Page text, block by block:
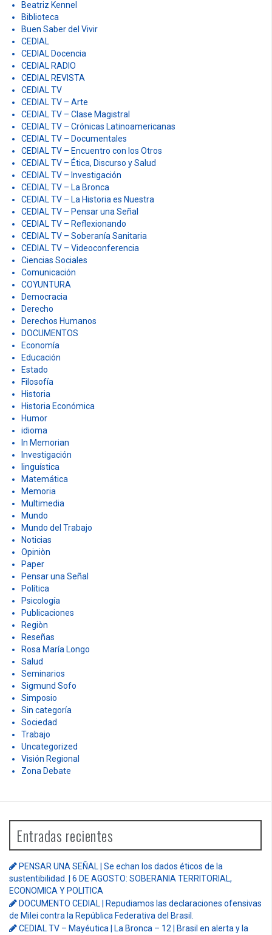
Beatriz Kennel
Biblioteca
Buen Saber del Vivir
CEDIAL
CEDIAL Docencia
CEDIAL RADIO
CEDIAL REVISTA
CEDIAL TV
CEDIAL TV – Arte
CEDIAL TV – Clase Magistral
CEDIAL TV – Crónicas Latinoamericanas
CEDIAL TV – Documentales
CEDIAL TV – Encuentro con los Otros
CEDIAL TV – Ética, Discurso y Salud
CEDIAL TV – Investigación
CEDIAL TV – La Bronca
CEDIAL TV – La Historia es Nuestra
CEDIAL TV – Pensar una Señal
CEDIAL TV – Reflexionando
CEDIAL TV – Soberanía Sanitaria
CEDIAL TV – Videoconferencia
Ciencias Sociales
Comunicación
COYUNTURA
Democracia
Derecho
Derechos Humanos
DOCUMENTOS
Economía
Educación
Estado
Filosofía
Historia
Historia Económica
Humor
idioma
In Memorian
Investigación
linguística
Matemática
Memoria
Multimedia
Mundo
Mundo del Trabajo
Noticias
Opiniòn
Paper
Pensar una Señal
Política
Psicología
Publicaciones
Regiòn
Reseñas
Rosa María Longo
Salud
Seminarios
Sigmund Sofo
Simposio
Sin categoría
Sociedad
Trabajo
Uncategorized
Visión Regional
Zona Debate
Entradas recientes
PENSAR UNA SEÑAL | Se echan los dados éticos de la
sustentibilidad. | 6 DE AGOSTO: SOBERANIA TERRITORIAL,
ECONOMICA Y POLITICA
DOCUMENTO CEDIAL | Repudiamos las declaraciones ofensivas
de Milei contra la República Federativa del Brasil.
CEDIAL TV – Mayéutica | La Bronca – 12 | Brasil en alerta y la